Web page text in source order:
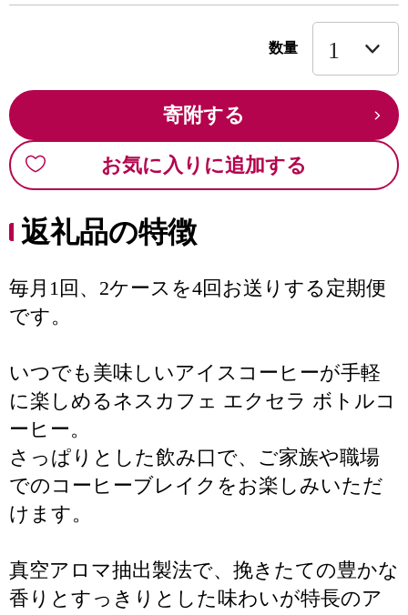
数量
寄附する
お気に入りに追加する
返礼品の特徴
毎月1回、2ケースを4回お送りする定期便
です。
いつでも美味しいアイスコーヒーが手軽
に楽しめるネスカフェ エクセラ ボトルコ
ーヒー。
さっぱりとした飲み口で、ご家族や職場
でのコーヒーブレイクをお楽しみいただ
けます。
真空アロマ抽出製法で、挽きたての豊かな
香りとすっきりとした味わいが特長のア